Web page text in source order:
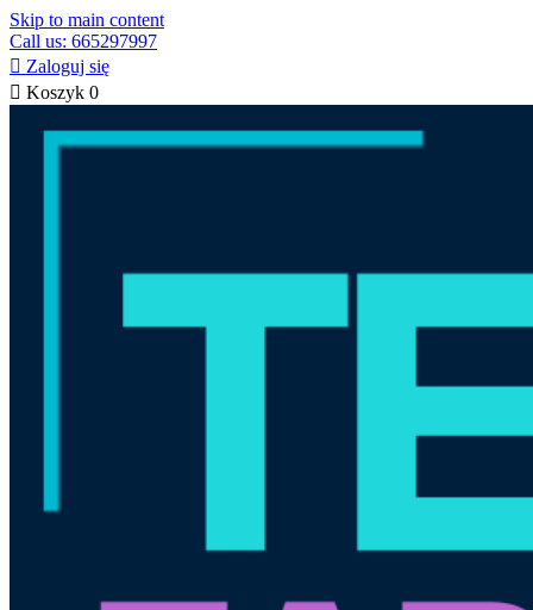
Skip to main content
Call us: 665297997
 Zaloguj się
 Koszyk 0